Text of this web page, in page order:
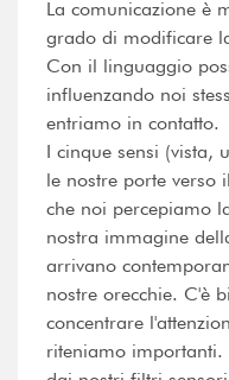
La comunicazione è
grado di modificare
Con il linguaggio
influenzando noi
entriamo in contatto.
I cinque sensi (vista,
le nostre porte verso
che noi percepiamo
nostra immagine
arrivano
nostre orecchie. C'è
concentrare
riteniamo importanti.